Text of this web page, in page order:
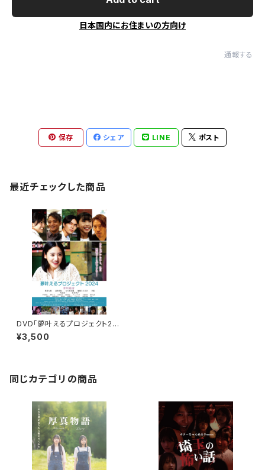
日本国内にお住まいの方向け
通報する
保存 シェア LINE ポスト
最近チェックした商品
DVD「夢叶えるプロジェクト20
24」
¥3,500
同じカテゴリの商品